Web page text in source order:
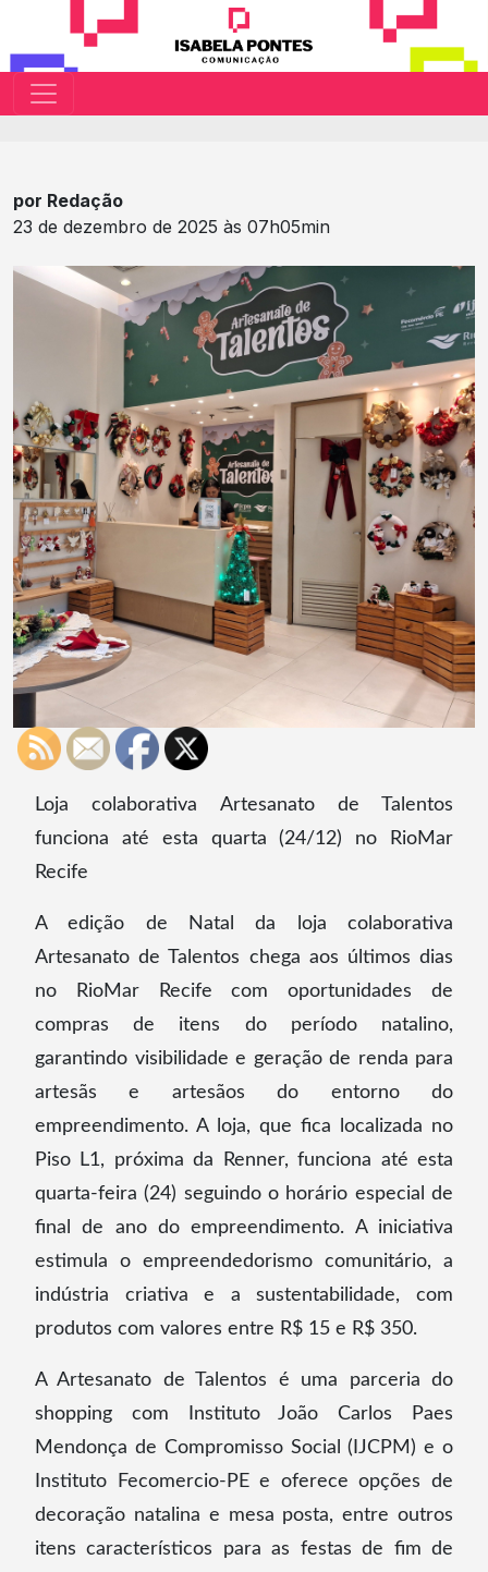
por Redação
23 de dezembro de 2025 às 07h05min
Loja colaborativa Artesanato de Talentos
funciona até esta quarta (24/12) no RioMar
Recife
A edição de Natal da loja colaborativa
Artesanato de Talentos chega aos últimos dias
no RioMar Recife com oportunidades de
compras de itens do período natalino,
garantindo visibilidade e geração de renda para
artesãs e artesãos do entorno do
empreendimento. A loja, que fica localizada no
Piso L1, próxima da Renner, funciona até esta
quarta-feira (24) seguindo o horário especial de
final de ano do empreendimento. A iniciativa
estimula o empreendedorismo comunitário, a
indústria criativa e a sustentabilidade, com
produtos com valores entre R$ 15 e R$ 350.
A Artesanato de Talentos é uma parceria do
shopping com Instituto João Carlos Paes
Mendonça de Compromisso Social (IJCPM) e o
Instituto Fecomercio-PE e oferece opções de
decoração natalina e mesa posta, entre outros
itens característicos para as festas de fim de